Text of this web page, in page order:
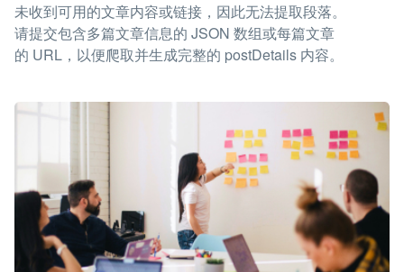
未收到可用的文章内容或链接，因此无法提取段落。
请提交包含多篇文章信息的 JSON 数组或每篇文章
的 URL，以便爬取并生成完整的 postDetails 内容。